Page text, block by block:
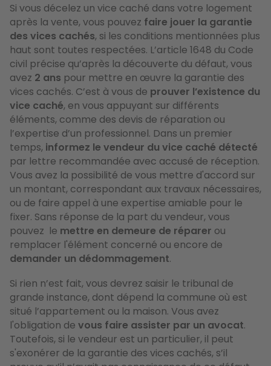
Si vous décelez un vice caché dans votre logement
après la vente, vous pouvez faire jouer la garantie
des vices cachés, si les conditions mentionnées plus
haut sont toutes respectées. L’article 1648 du Code
civil précise qu’après la découverte du défaut, vous
avez 2 ans pour mettre en œuvre la garantie des
vices cachés. C’est à vous de prouver l’existence du
vice caché, en vous appuyant sur différents
éléments, comme des devis de réparation ou
l’expertise d’un professionnel. Dans un premier
temps, informez le vendeur du vice caché détecté
par lettre recommandée avec accusé de réception.
Vous avez la possibilité de vous mettre d'accord sur
un montant, correspondant aux travaux nécessaires,
ou de faire appel à une expertise amiable pour le
fixer. Sans réponse de la part du vendeur, vous
pouvez le mettre en demeure de réparer ou
remplacer l'élément concerné ou encore de
demander un dédommagement.
Si rien n’est fait, vous devrez saisir le tribunal de
grande instance, dont dépend la commune où est
situé l’appartement ou la maison. Vous avez
l'obligation de vous faire assister par un avocat.
Toutefois, si le vendeur est un particulier, il peut
s'exonérer de la garantie des vices cachés, s’il